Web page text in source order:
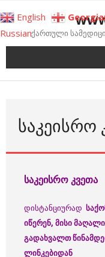
to
contentქართული
ᲡᲐᲙᲔᲘᲡᲠᲝ
საკეისრო კვეთა
დისტანციურად
იწერენ, მისი
გადახვალთ
ლინკებიდან
English
Russian